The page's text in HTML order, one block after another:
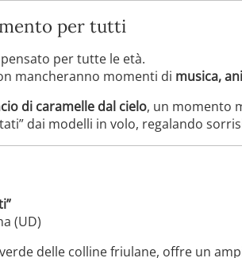
per tutti
per tutte le età.
mancheranno momenti di musica,
di caramelle dal cielo, un momento
dai modelli in volo, regalando
(UD)
delle colline friulane, offre un